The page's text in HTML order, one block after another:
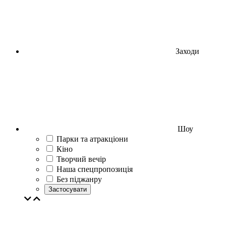
Заходи
Шоу
Парки та атракціони
Кіно
Творчий вечір
Наша спецпропозиція
Без піджанру
Застосувати